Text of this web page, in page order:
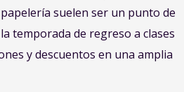
suelen ser un punto de
temporada de regreso a clases
y descuentos en una amplia